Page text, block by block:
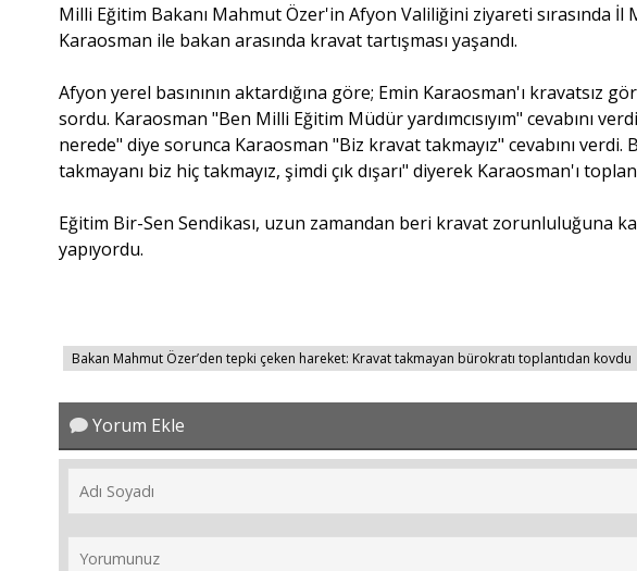
Milli Eğitim Bakanı Mahmut Özer'in Afyon Valiliğini ziyareti sırasında İl
Karaosman ile bakan arasında kravat tartışması yaşandı.
Afyon yerel basınının aktardığına göre; Emin Karaosman'ı kravatsız
sordu. Karaosman "Ben Milli Eğitim Müdür yardımcısıyım" cevabını
nerede" diye sorunca Karaosman "Biz kravat takmayız" cevabını
takmayanı biz hiç takmayız, şimdi çık dışarı" diyerek Karaosman'ı
Eğitim Bir-Sen Sendikası, uzun zamandan beri kravat zorunluluğuna
yapıyordu.
Bakan Mahmut Özer’den tepki çeken hareket: Kravat takmayan bürokratı toplantıdan kovdu
Yorum Ekle